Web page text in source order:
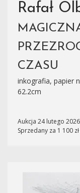
Rafał
CZASU
inkografia, papier
62.2cm
Aukcja 24 lutego
Sprzedany za 1 100 zł